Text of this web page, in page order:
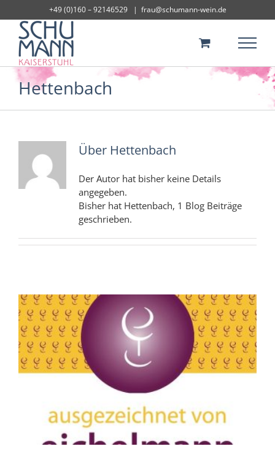
to
content
+49 (0)160 – 92146529 | frau@schumann-wein.de
Hettenbach
Über Hettenbach
Der Autor hat bisher keine Details
angegeben.
Bisher hat Hettenbach, 1 Blog Beiträge
geschrieben.